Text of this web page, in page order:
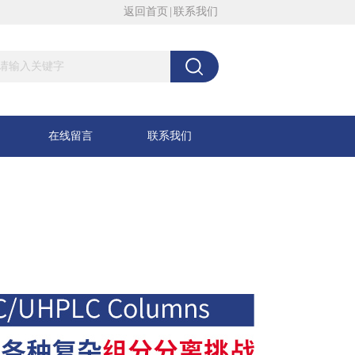
返回首页 联系我们
在线留言 联系我们